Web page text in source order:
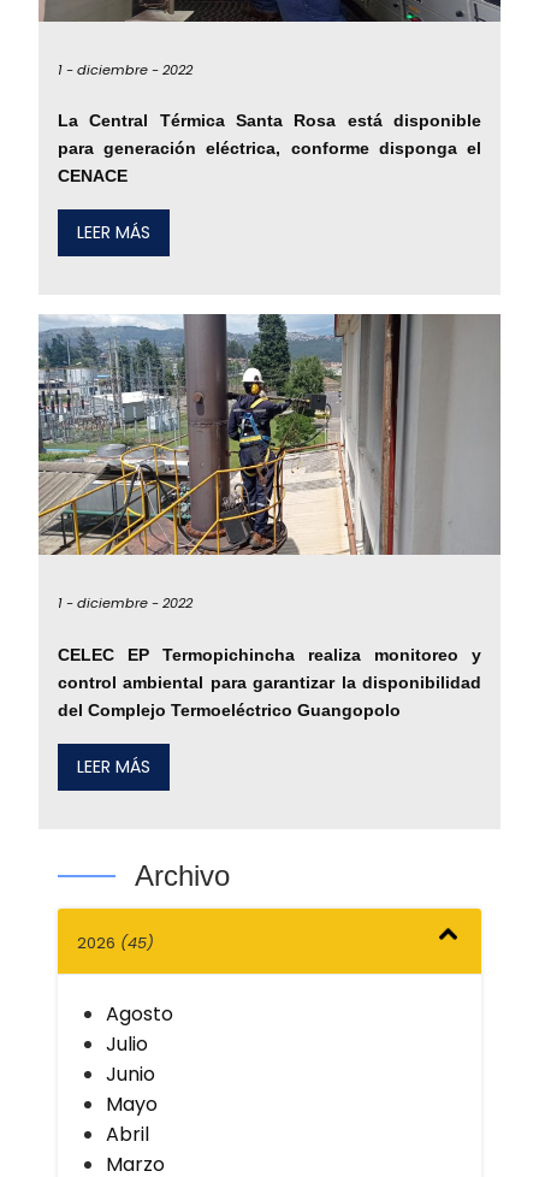
1 -diciembre -2022
La Central Térmica Santa Rosa está disponible
para generación eléctrica, conforme disponga el
CENACE
LEER MÁS
1 -diciembre -2022
CELEC EP Termopichincha realiza monitoreo y
control ambiental para garantizar la disponibilidad
del Complejo Termoeléctrico Guangopolo
LEER MÁS
Archivo
2026 (45)
Agosto
Julio
Junio
Mayo
Abril
Marzo